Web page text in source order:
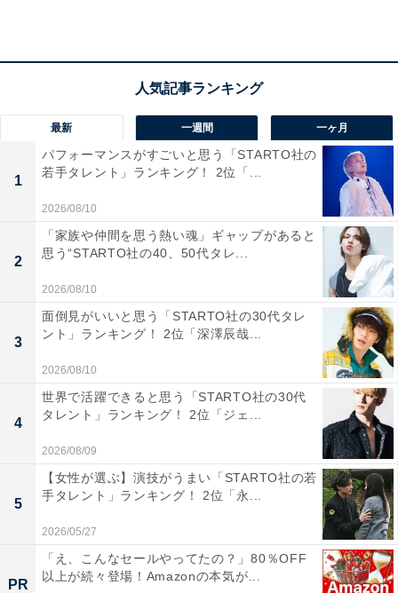
「役が馴染んでいて、他の俳優さんに見劣りしない
から」（20代女性／愛知県）
「幼少期の頃に見ていたドラマで、印象的だったか
「役になりきっていて、観ているといつも惹き込ま
れる」（20代女性／宮崎県）
最新 一週間 一ヶ月
1
パフォーマンスがすごいと思う「STARTO社の
若手タレント」ランキング！ 2位「...
2026/08/10
2
「家族や仲間を思う熱い魂」ギャップがあると
思う“STARTO社の40、50代タレ...
2026/08/10
3
面倒見がいいと思う「STARTO社の30代タレ
ント」ランキング！ 2位「深澤辰哉...
2026/08/10
4
世界で活躍できると思う「STARTO社の30代
タレント」ランキング！ 2位「ジェ...
2026/08/09
5
【女性が選ぶ】演技がうまい「STARTO社の若
手タレント」ランキング！ 2位「永...
2026/05/27
PR
「え、こんなセールやってたの？」80％OFF
以上が続々登場！Amazonの本気が...